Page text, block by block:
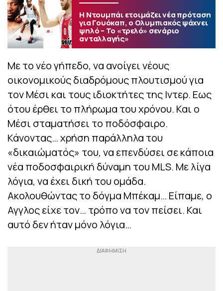
Η Ντουμπάι ετοιμάζει νέα πρόταση
για Γουόκαπ, ο Ολυμπιακός ψάχνει
ψηλό – Το «τρελό» σενάριο
ανταλλαγής»
Με το νέο γήπεδο, να ανοίγει νέους
οικονομικούς διαδρόμους πλουτισμού για
τον Μέσι και τους ιδιοκτήτες της Ιντερ. Εως
ότου έρθει το πλήρωμα του χρόνου. Και ο
Μέσι σταματήσει το ποδόσφαιρο.
Κάνοντας… χρήση παράλληλα του
«δικαιώματός» του, να επενδύσει σε κάποια
νέα ποδοσφαιρική δύναμη του MLS. Με λίγα
λόγια, να έχει δική του ομάδα.
Ακολουθώντας το δόγμα Μπέκαμ… Είπαμε, ο
Αγγλος είχε τον… τρόπο να τον πείσει. Και
αυτό δεν ήταν μόνο λόγια…